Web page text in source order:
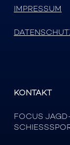
IMPRESSUM
KONTAKT
FOCUS